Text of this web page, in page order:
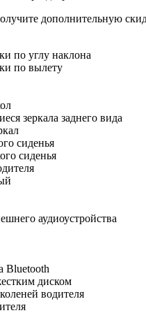
дополнительную
по углу наклона
по вылету
зеркала заднего вида
сиденья
сиденья
аудиоустройства
Bluetooth
диском
водителя